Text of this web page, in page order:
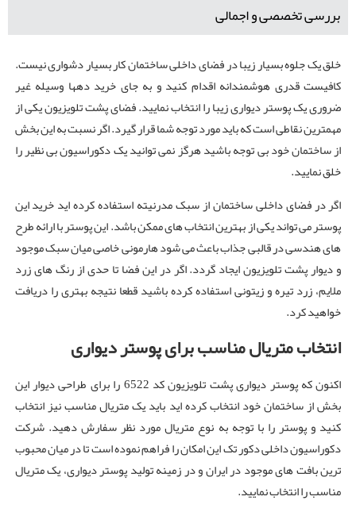
بررسی تخصصی و اجمالی
خلق یک جلوه بسیار زیبا در فضای داخلی ساختمان کار بسیار دشواری نیست.
کافیست قدری هوشمندانه اقدام کنید و به جای خرید دهها وسیله غیر
ضروری یک پوستر دیواری زیبا را انتخاب نمایید. فضای پشت تلویزیون یکی از
مهمترین نقاطی است که باید مورد توجه شما قرار گیرد. اگر نسبت به این بخش
از ساختمان خود بی توجه باشید هرگز نمی توانید یک دکوراسیون بی نظیر را
خلق نمایید.
اگر در فضای داخلی ساختمان از سبک مدرنیته استفاده کرده اید خرید این
پوستر می تواند یکی از بهترین انتخاب های ممکن باشد. این پوستر با ارائه طرح
های هندسی در قالبی جذاب باعث می شود هارمونی خاصی میان سبک موجود
و دیوار پشت تلویزیون ایجاد گردد. اگر در این فضا تا حدی از رنگ های زرد
ملایم، زرد تیره و زیتونی استفاده کرده باشید قطعا نتیجه بهتری را دریافت
خواهید کرد.
انتخاب متریال مناسب برای پوستر دیواری
اکنون که پوستر دیواری پشت تلویزیون کد 6522 را برای طراحی دیوار این
بخش از ساختمان خود انتخاب کرده اید باید یک متریال مناسب نیز انتخاب
کنید و پوستر را با توجه به نوع متریال مورد نظر سفارش دهید. شرکت
دکوراسیون داخلی دکور تک این امکان را فراهم نموده است تا در میان محبوب
ترین بافت های موجود در ایران و در زمینه تولید پوستر دیواری، یک متریال
مناسب را انتخاب نمایید.